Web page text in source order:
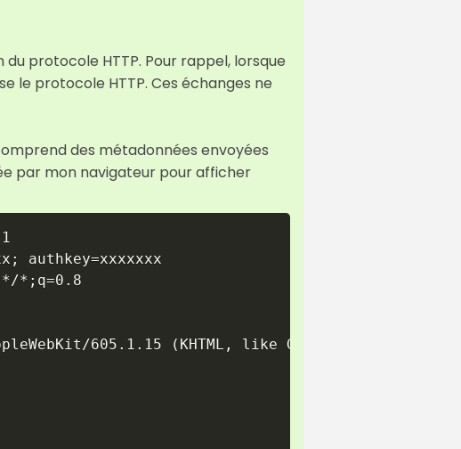
protocole HTTP. Pour rappel, lorsque
le protocole HTTP. Ces échanges ne
des métadonnées envoyées
par mon navigateur pour afficher
authkey=xxxxxxx
*;q=0.8
605.1.15 (KHTML, like Gecko) Version/